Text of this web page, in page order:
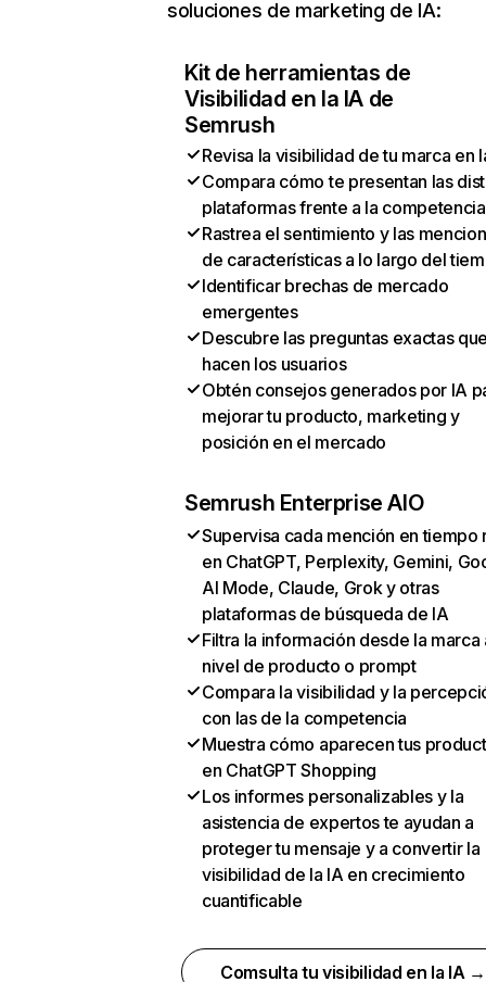
soluciones de marketing de IA:
Kit de herramientas de
Visibilidad en la IA de
Semrush
Revisa la visibilidad de tu marca en
Compara cómo te presentan las
plataformas frente a la competencia
Rastrea el sentimiento y las
de características a lo largo del
Identificar brechas de mercado
emergentes
Descubre las preguntas exactas
hacen los usuarios
Obtén consejos generados por IA
mejorar tu producto, marketing y
posición en el mercado
Semrush Enterprise AIO
Supervisa cada mención en tiempo
en ChatGPT, Perplexity, Gemini,
AI Mode, Claude, Grok y otras
plataformas de búsqueda de IA
Filtra la información desde la marca
nivel de producto o prompt
Compara la visibilidad y la
con las de la competencia
Muestra cómo aparecen tus
en ChatGPT Shopping
Los informes personalizables y la
asistencia de expertos te ayudan a
proteger tu mensaje y a convertir la
visibilidad de la IA en crecimiento
cuantificable
Comsulta tu visibilidad en la IA →